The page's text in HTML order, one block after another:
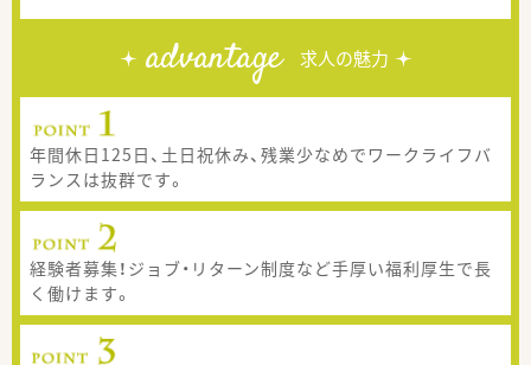
advantage 求人の魅力
年間休日125日、土日祝休み、残業少なめでワークライフバ
ランスは抜群です。
経験者募集！ジョブ・リターン制度など手厚い福利厚生で長
く働けます。